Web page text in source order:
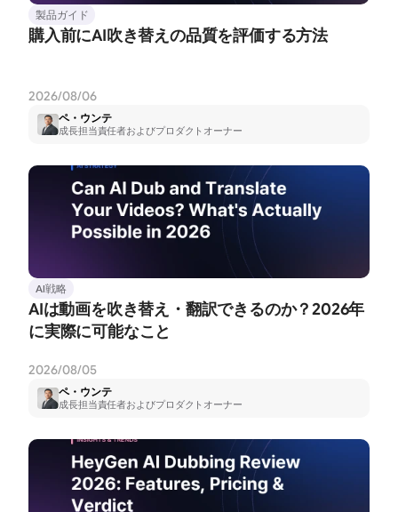
製品ガイド
購入前にAI吹き替えの品質を評価する方法
2026/08/06
ペ・ウンテ
成長担当責任者およびプロダクトオーナー
AI戦略
AIは動画を吹き替え・翻訳できるのか？2026年
に実際に可能なこと
2026/08/05
ペ・ウンテ
成長担当責任者およびプロダクトオーナー